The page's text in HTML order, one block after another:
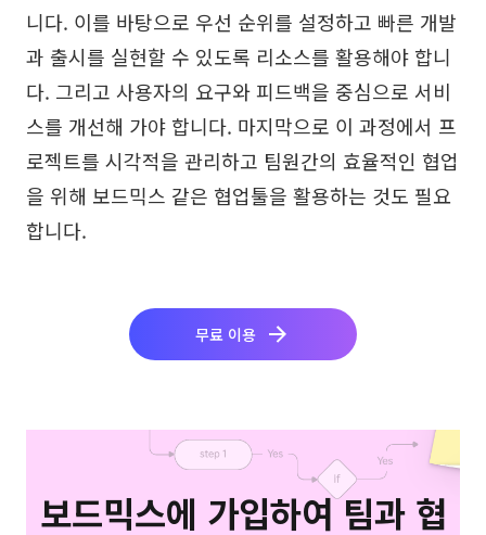
니다. 이를 바탕으로 우선 순위를 설정하고 빠른 개발
과 출시를 실현할 수 있도록 리소스를 활용해야 합니
다. 그리고 사용자의 요구와 피드백을 중심으로 서비
스를 개선해 가야 합니다. 마지막으로 이 과정에서 프
로젝트를 시각적을 관리하고 팀원간의 효율적인 협업
을 위해 보드믹스 같은 협업툴을 활용하는 것도 필요
합니다.
무료 이용
보드믹스에 가입하여 팀과 협